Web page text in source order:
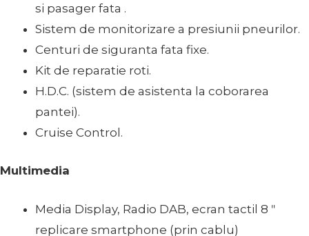
si pasager fata .
Sistem de monitorizare a presiunii pneurilor.
Centuri de siguranta fata fixe.
Kit de reparatie roti.
H.D.C. (sistem de asistenta la coborarea
pantei).
Cruise Control.
Multimedia
Media Display, Radio DAB, ecran tactil 8 ʺ
replicare smartphone (prin cablu)